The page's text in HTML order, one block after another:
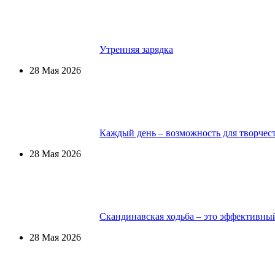
Утренняя зарядка
28 Мая 2026
Каждый день – возможность для
28 Мая 2026
Скандинавская ходьба – это
28 Мая 2026